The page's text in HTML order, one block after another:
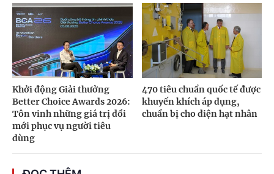
Khởi động Giải thưởng
Better Choice Awards 2026:
Tôn vinh những giá trị đổi
mới phục vụ người tiêu
dùng
470 tiêu chuẩn quốc tế được
khuyến khích áp dụng,
chuẩn bị cho điện hạt nhân